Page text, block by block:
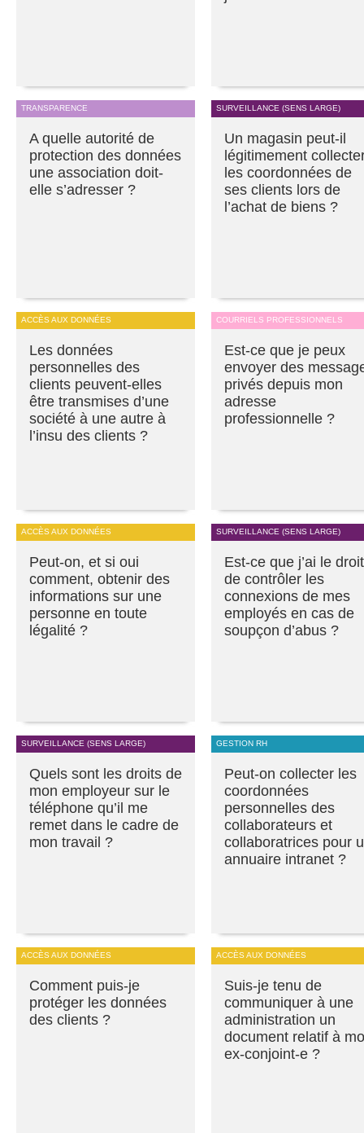
TRANSPARENCE
A quelle autorité de
protection des données
une association doit-
elle s’adresser ?
SURVEILLANCE (SENS LARGE)
Un magasin peut-il
légitimement
les coordonnées de
ses clients lors de
l’achat de biens ?
ACCÈS AUX DONNÉES
Les données
personnelles des
clients peuvent-elles
être transmises d’une
société à une autre à
l’insu des clients ?
COURRIELS PROFESSIONNELS
Est-ce que je peux
envoyer des
privés depuis mon
adresse
professionnelle ?
ACCÈS AUX DONNÉES
Peut-on, et si oui
comment, obtenir des
informations sur une
personne en toute
légalité ?
SURVEILLANCE (SENS LARGE)
Est-ce que j’ai le droit
de contrôler les
connexions de mes
employés en cas de
soupçon d’abus ?
SURVEILLANCE (SENS LARGE)
Quels sont les droits de
mon employeur sur le
téléphone qu’il me
remet dans le cadre de
mon travail ?
GESTION RH
Peut-on collecter les
coordonnées
personnelles des
collaborateurs et
collaboratrices pour
annuaire intranet ?
ACCÈS AUX DONNÉES
Comment puis-je
protéger les données
des clients ?
ACCÈS AUX DONNÉES
Suis-je tenu de
communiquer à une
administration un
document relatif à
ex-conjoint-e ?